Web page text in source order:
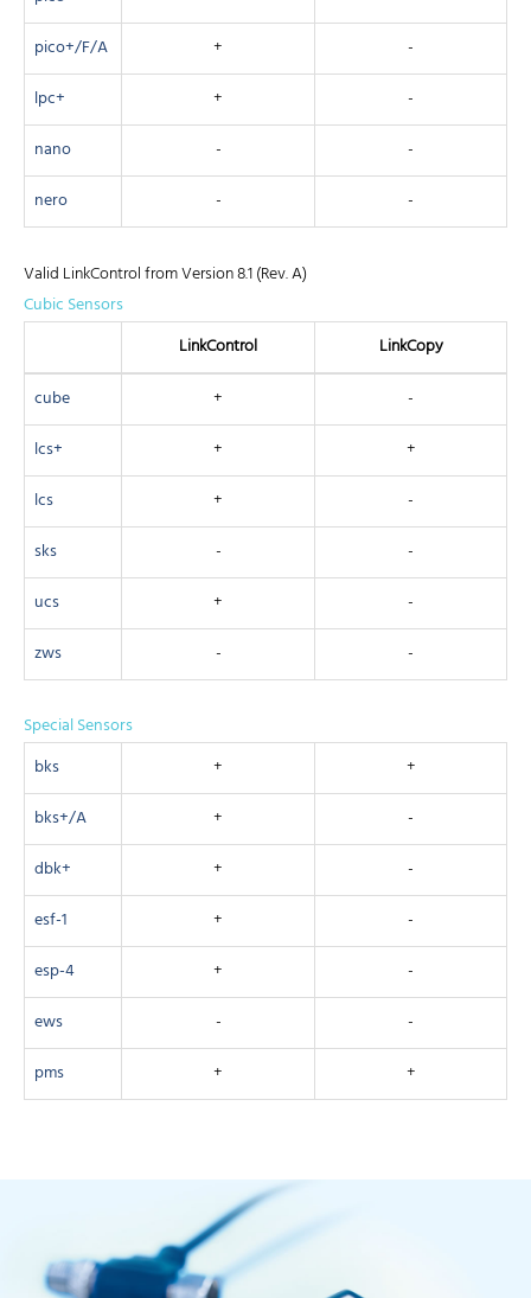
pico+/F/A
+
-
lpc+
+
-
nano
-
-
nero
- -
Valid LinkControl from Version 8.1 (Rev. A)
Cubic Sensors
Link­Control
Link­Copy
cube
+
-
lcs+
+
+
lcs
+
-
sks
-
-
ucs
+
-
zws
- -
Special Sensors
bks
+
+
bks+/A
+
-
dbk+
+
-
esf-1
+
-
esp-4
+
-
ews
-
-
pms
+ +